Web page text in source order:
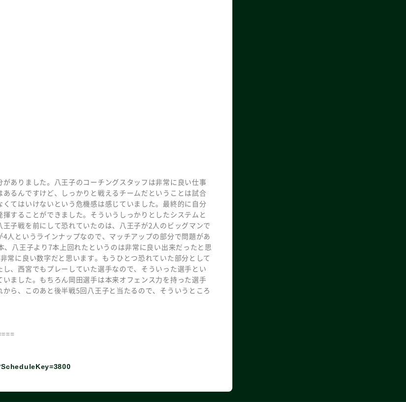
ありました。八王子のコーチングスタッフは非常に良い仕事
るんですけど、しっかりと戦えるチームだということは試合
てはいけないという危機感は感じていました。最終的に自分
することができました。そういうしっかりとしたシステムと
子戦を前にして恐れていたのは、八王子が2人のビッグマンで
人というラインナップなので、マッチアップの部分で問題があ
八王子より7本上回れたというのは非常に良い出来だったと思
常に良い数字だと思います。もうひとつ恐れていた部分として
、西宮でもプレーしていた選手なので、そういった選手とい
ました。もちろん岡田選手は本来オフェンス力を持った選手
ら、このあと後半戦5回八王子と当たるので、そういうところ